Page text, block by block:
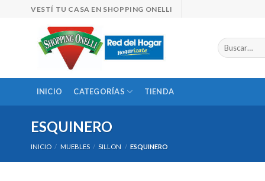
VESTÍ TU CASA EN SHOPPING ONELLI
Buscar
por:
INICIO CATEGORÍAS TIENDA
ESQUINERO
INICIO / MUEBLES / SILLON / ESQUINERO